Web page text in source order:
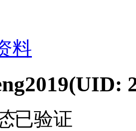
料
(UID:
已验证